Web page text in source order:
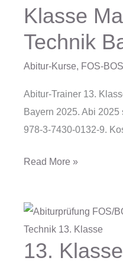
Klasse
Technik
Abitur-Kurse, FOS-
Abitur-Trainer 13.
Bayern 2025. Abi 2025
978-3-7430-0132-9.
13.
Klasse
Bayern
2025
Read More »
13. Klasse
13.